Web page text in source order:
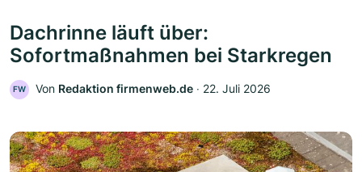
Dachrinne läuft über:
Sofortmaßnahmen bei Starkregen
FW Von Redaktion firmenweb.de ‧ 22. Juli 2026